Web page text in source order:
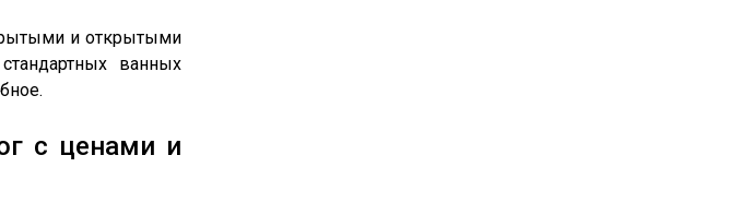
и открытыми
ванных
с ценами и